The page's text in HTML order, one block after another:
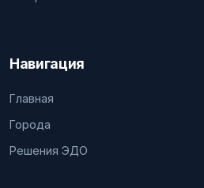
Навигация
Главная
Города
Решения ЭДО